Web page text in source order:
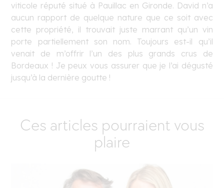
viticole réputé situé à Pauillac en Gironde. David n’a
aucun rapport de quelque nature que ce soit avec
cette propriété, il trouvait juste marrant qu’un vin
porte partiellement son nom. Toujours est-il qu’il
venait de m’offrir l’un des plus grands crus de
Bordeaux ! Je peux vous assurer que je l’ai dégusté
jusqu’à la dernière goutte !
Ces articles pourraient vous
plaire